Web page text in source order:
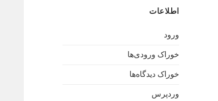
اطلاعات
ورود
خوراک ورودی‌ها
خوراک دیدگاه‌ها
وردپرس